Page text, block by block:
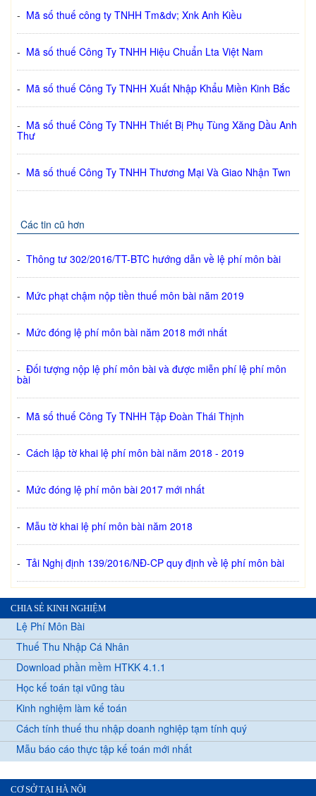
- Mã số thuế công ty TNHH Tm&dv; Xnk Anh Kiều
- Mã số thuế Công Ty TNHH Hiệu Chuẩn Lta Việt Nam
- Mã số thuế Công Ty TNHH Xuất Nhập Khẩu Miền Kinh Bắc
- Mã số thuế Công Ty TNHH Thiết Bị Phụ Tùng Xăng Dầu Anh
Thư
- Mã số thuế Công Ty TNHH Thương Mại Và Giao Nhận Twn
Các tin cũ hơn
- Thông tư 302/2016/TT-BTC hướng dẫn về lệ phí môn bài
- Mức phạt chậm nộp tiền thuế môn bài năm 2019
- Mức đóng lệ phí môn bài năm 2018 mới nhất
- Đối tượng nộp lệ phí môn bài và được miễn phí lệ phí môn
bài
- Mã số thuế Công Ty TNHH Tập Đoàn Thái Thịnh
- Cách lập tờ khai lệ phí môn bài năm 2018 - 2019
- Mức đóng lệ phí môn bài 2017 mới nhất
- Mẫu tờ khai lệ phí môn bài năm 2018
- Tải Nghị định 139/2016/NĐ-CP quy định về lệ phí môn bài
CHIA SẺ KINH NGHIỆM
Lệ Phí Môn Bài
Thuế Thu Nhập Cá Nhân
Download phần mềm HTKK 4.1.1
Học kế toán tại vũng tàu
Kinh nghiệm làm kế toán
Cách tính thuế thu nhập doanh nghiệp tạm tính quý
Mẫu báo cáo thực tập kế toán mới nhất
CƠ SỞ TẠI HÀ NỘI